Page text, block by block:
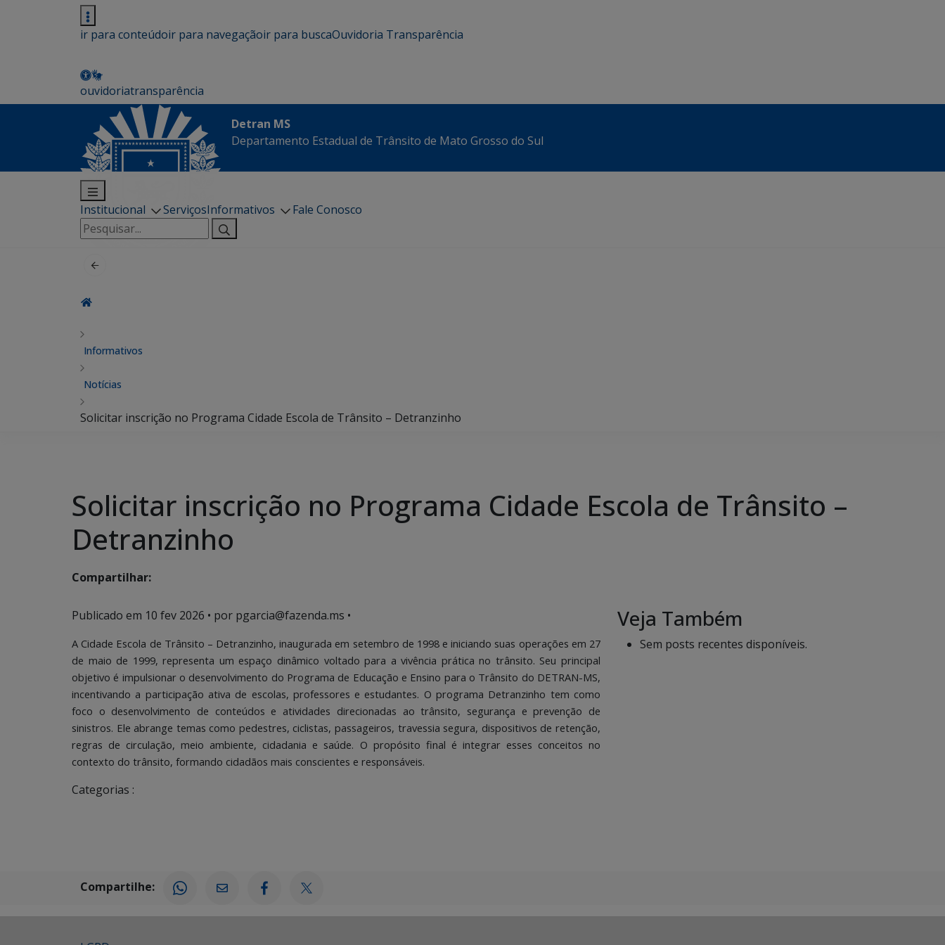
ir para conteúdoir para navegaçãoir para buscaOuvidoria Transparência
ouvidoriatransparência
Detran MS
Departamento Estadual de Trânsito de Mato Grosso do Sul
Institucional ServiçosInformativos
Fale Conosco
Pesquisar
por:
Informativos
Notícias
Solicitar inscrição no Programa Cidade Escola de Trânsito – Detranzinho
Solicitar inscrição no Programa Cidade Escola de Trânsito –
Detranzinho
Compartilhar:
Publicado em 10 fev 2026 • por pgarcia@fazenda.ms •
A Cidade Escola de Trânsito – Detranzinho, inaugurada em setembro de 1998 e iniciando suas operações em 27
de maio de 1999, representa um espaço dinâmico voltado para a vivência prática no trânsito. Seu principal
objetivo é impulsionar o desenvolvimento do Programa de Educação e Ensino para o Trânsito do DETRAN-MS,
incentivando a participação ativa de escolas, professores e estudantes. O programa Detranzinho tem como
foco o desenvolvimento de conteúdos e atividades direcionadas ao trânsito, segurança e prevenção de
sinistros. Ele abrange temas como pedestres, ciclistas, passageiros, travessia segura, dispositivos de retenção,
regras de circulação, meio ambiente, cidadania e saúde. O propósito final é integrar esses conceitos no
contexto do trânsito, formando cidadãos mais conscientes e responsáveis.
Categorias :
Veja Também
Sem posts recentes disponíveis.
Compartilhe: